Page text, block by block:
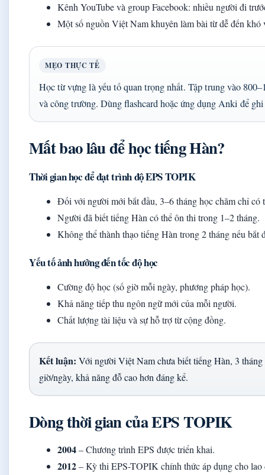
Kênh YouTube và group Facebook: nhiều người đi
Một số nguồn Việt Nam khuyên làm bài từ dễ đến
MẸO THỰC TẾ
Học từ vựng là yếu tố quan trọng nhất. Tập trung vào
và công trường. Dùng flashcard hoặc ứng dụng Anki để
Mất bao lâu để học tiếng Hàn?
Thời gian học để đạt trình độ EPS TOPIK
Đối với người mới bắt đầu, 3–6 tháng học chăm chỉ có
Người đã biết tiếng Hàn có thể ôn thi trong 1–2 tháng.
Không thể thành thạo tiếng Hàn trong 2 tháng nếu bắt
Yếu tố ảnh hưởng đến tốc độ học
Cường độ học (số giờ mỗi ngày, phương pháp học).
Khả năng tiếp thu ngôn ngữ mới của mỗi người.
Chất lượng tài liệu và sự hỗ trợ từ cộng đồng.
Kết luận: Với người Việt Nam chưa biết tiếng Hàn, 3
giờ/ngày, khả năng đỗ cao hơn đáng kể.
Dòng thời gian của EPS TOPIK
2004– Chương trình EPS được triển khai.
2012– Kỳ thi EPS-TOPIK chính thức áp dụng cho lao